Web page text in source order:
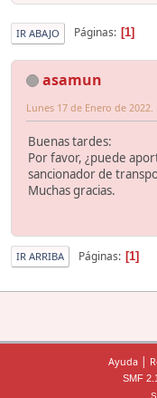
IR ABAJO Páginas 1
asamun
Lunes 17 de Enero de 2022.
Buenas tardes:
Por favor, ¿puede
sancionador de
Muchas gracias.
IR ARRIBA Páginas 1
Ayuda |
SMF